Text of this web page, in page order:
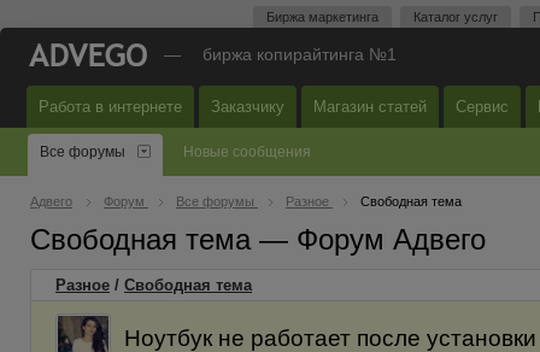
Биржа маркетинга Каталог услуг
— биржа копирайтинга №1
Работа в интернете Заказчику Магазин статей Сервис
Все форумы Новые сообщения
Адвего Форум Все форумы Разное Свободная тема
Свободная тема — Форум Адвего
Разное / Свободная тема
Ноутбук не работает после